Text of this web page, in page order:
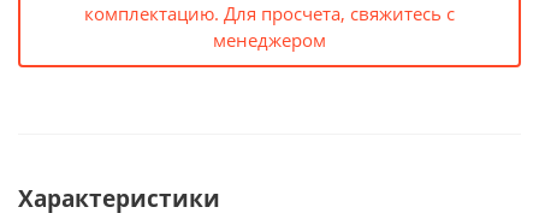
комплектацию. Для просчета, свяжитесь с
менеджером
Характеристики